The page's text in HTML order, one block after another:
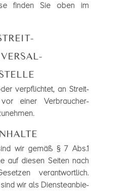
fin­den Sie oben im
ver­pflich­tet, an Streit­
vor einer Ver­brau­cher­
wir gemäß § 7 Abs.1
auf die­sen Sei­ten nach
ver­ant­wort­lich.
wir als Diens­te­an­bie­